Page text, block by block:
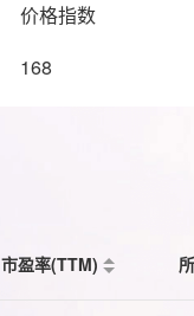
价格指数
168
市盈率(TTM)